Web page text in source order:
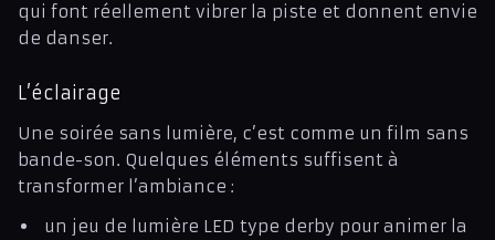
qui font réellement vibrer la piste et donnent envie
de danser.
L’éclairage
Une soirée sans lumière, c’est comme un film sans
bande-son. Quelques éléments suffisent à
transformer l’ambiance :
un jeu de lumière LED type derby pour animer la